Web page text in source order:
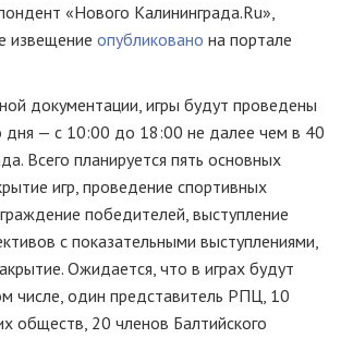
«Нового Калининграда.Ru»,
извещение опубликовано на портале
документации, игры будут проведены
дня — с 10:00 до 18:00 не далее чем в 40
Всего планируется пять основных
игр, проведение спортивных
победителей, выступление
с показательными выступлениями,
Ожидается, что в играх будут
числе, один представитель РПЦ, 10
обществ, 20 членов Балтийского